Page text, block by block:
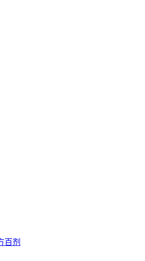
百剂